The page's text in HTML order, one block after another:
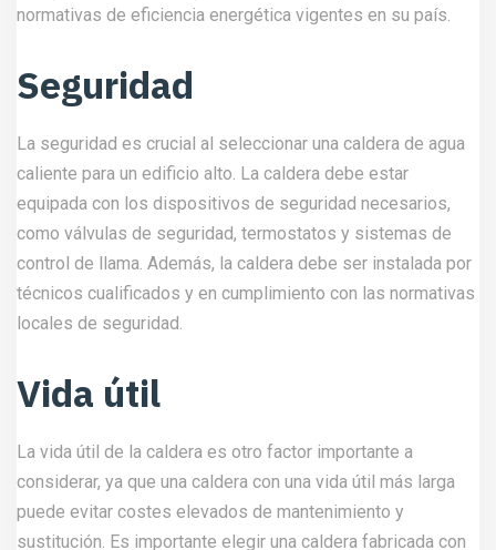
La vida útil de la caldera es otro factor importante a
puede evitar costes elevados de mantenimiento y
sustitución. Es importante elegir una caldera fabricada con
materiales de alta calidad y un diseño robusto.
Instalación de una
caldera de agua caliente
en un edificio alto
La instalación de una caldera de agua caliente en un edificio
alto es otro aspecto crítico en el uso de estas máquinas.
Para garantizar su correcto funcionamiento, la caldera debe
ser instalada por técnicos cualificados y experimentados. A
continuación, se presentan algunos puntos clave a tener en
cuenta al instalar una caldera de agua caliente en un edificio